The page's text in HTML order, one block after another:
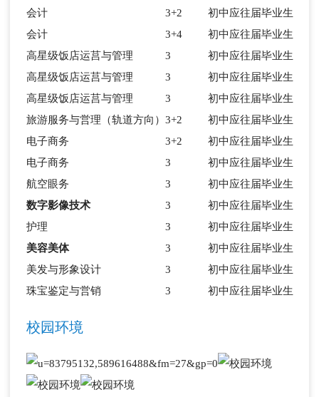
会计
3+2
初中应往届毕业生
会计
3+4
初中应往届毕业生
高星级饭店运莒与管理
3
初中应往届毕业生
高星级饭店运莒与管理
3
初中应往届毕业生
高星级饭店运莒与管理
3
初中应往届毕业生
旅游服务与営理（轨道方向） 3+2
初中应往届毕业生
电子商务
3+2
初中应往届毕业生
电子商务
3
初中应往届毕业生
航空眼务
3
初中应往届毕业生
数字影像技术
3
初中应往届毕业生
护理
3
初中应往届毕业生
美容美体
3
初中应往届毕业生
美发与形象设计
3
初中应往届毕业生
珠宝鉴定与営销
3 初中应往届毕业生
校园环境